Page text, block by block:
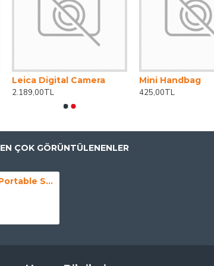
Leica Digital Camera
2.189,00TL
Mini Handbag
425,00TL
EN ÇOK GÖRÜNTÜLENENLER
Flame Wireless Portable Speaker